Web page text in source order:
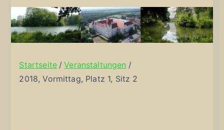
Startseite
Veranstaltungen
2018, Vormittag, Platz 1, Sitz 2